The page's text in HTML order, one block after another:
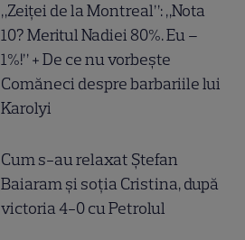
„Zeiței de la Montreal”: „Nota
10? Meritul Nadiei 80%. Eu –
1%!” + De ce nu vorbește
Comăneci despre barbariile lui
Karolyi
Cum s-au relaxat Ștefan
Baiaram și soția Cristina, după
victoria 4-0 cu Petrolul